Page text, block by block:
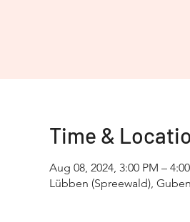
Time &
Aug 08, 2024, 3:00 PM –
Lübben (Spreewald),